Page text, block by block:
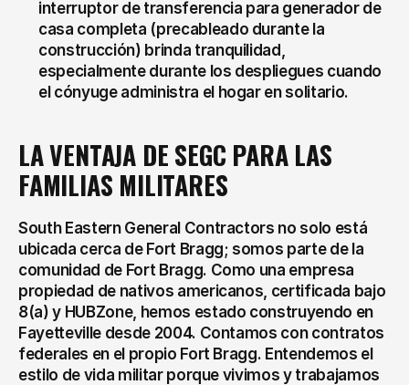
interruptor de transferencia para generador de
casa completa (precableado durante la
construcción) brinda tranquilidad,
especialmente durante los despliegues cuando
el cónyuge administra el hogar en solitario.
LA VENTAJA DE SEGC PARA LAS
FAMILIAS MILITARES
South Eastern General Contractors no solo está
ubicada cerca de Fort Bragg; somos parte de la
comunidad de Fort Bragg. Como una empresa
propiedad de nativos americanos, certificada bajo
8(a) y HUBZone, hemos estado construyendo en
Fayetteville desde 2004. Contamos con contratos
federales en el propio Fort Bragg. Entendemos el
estilo de vida militar porque vivimos y trabajamos